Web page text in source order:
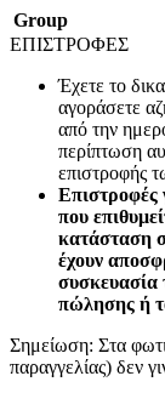
Group
ΕΠΙΣΤΡΟΦΕΣ
Έχετε το
αγοράσετε
από την
περίπτωση
επιστροφής
Επιστροφές
που
κατάσταση
έχουν
συσκευασία
πώλησης ή
Σημείωση: Στα
παραγγελίας) δεν